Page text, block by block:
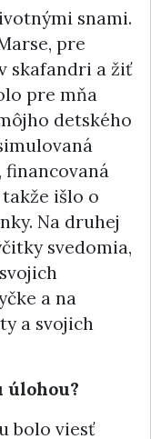
snami.
pre
skafandri a žiť
pre mňa
detského
takže išlo o
Na druhej
svedomia,
a na
a svojich
úlohou?
bolo viesť